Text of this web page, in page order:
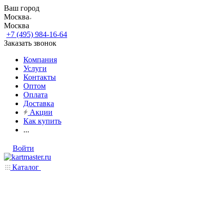
Ваш город
Москва
Москва
+7 (495) 984-16-64
Заказать звонок
Компания
Услуги
Контакты
Оптом
Оплата
Доставка
Акции
Как купить
...
Войти
Каталог